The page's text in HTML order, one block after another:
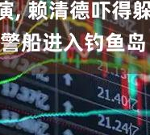
1.42% 沪深300